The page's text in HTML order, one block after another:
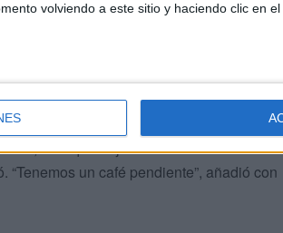
volviendo a este sitio y haciendo clic en
, el artífice del histórico ascenso, al
tuvo que dejar el club. “A Víctor solo
un café pendiente”, añadió con